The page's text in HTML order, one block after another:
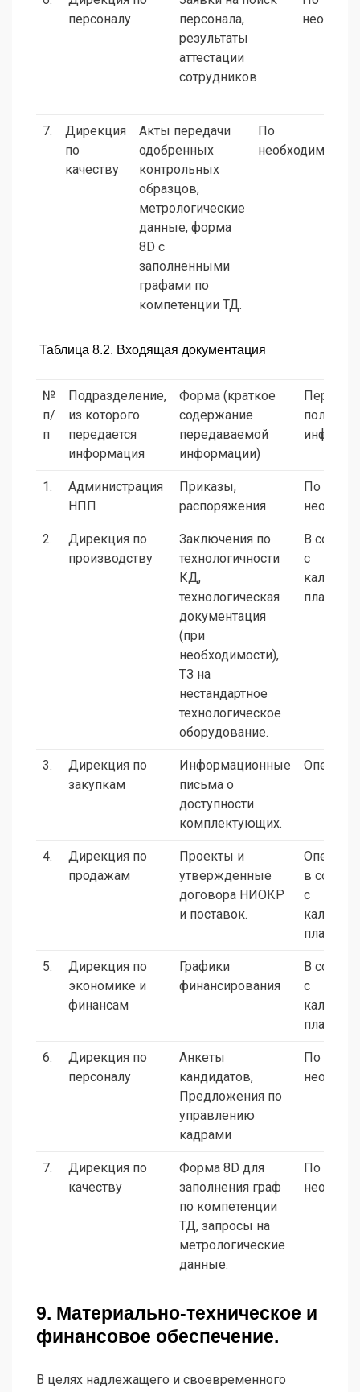
персоналу
персонала,
результаты
аттестации
сотрудников
7.
Дирекция
по
качеству
Акты передачи
одобренных
контрольных
образцов,
метрологические
данные, форма
8D с
заполненными
графами по
компетенции ТД.
По
необходимости
Таблица 8.2. Входящая документация
№
п/
п
Подразделение,
из которого
передается
информация
Форма (краткое
содержание
передаваемой
информации)
1.
Администрация
НПП
Приказы,
распоряжения
По
2.
Дирекция по
производству
Заключения по
технологичности
КД,
технологическая
документация
(при
необходимости),
ТЗ на
нестандартное
технологическое
оборудование.
В
с
планами
3.
Дирекция по
закупкам
Информационные
письма о
доступности
комплектующих.
4.
Дирекция по
продажам
Проекты и
утвержденные
договора НИОКР
и поставок.
в
с
планами
5.
Дирекция по
экономике и
финансам
Графики
финансирования
В
с
планами
6.
Дирекция по
персоналу
Анкеты
кандидатов,
Предложения по
управлению
кадрами
По
7.
Дирекция по
качеству
Форма 8D для
заполнения граф
по компетенции
ТД, запросы на
метрологические
данные.
По
9. Материально-техническое и
финансовое обеспечение.
В целях надлежащего и своевременного